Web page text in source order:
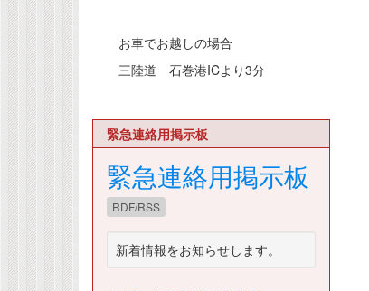
お車でお越しの場合
三陸道 石巻港ICより3分
緊急連絡用掲示板
緊急連絡用掲示板
RDF/RSS
新着情報をお知らせします。